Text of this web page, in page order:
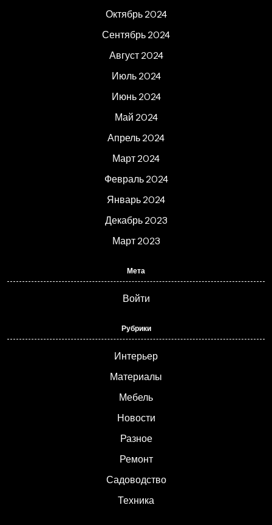
Октябрь 2024
Сентябрь 2024
Август 2024
Июль 2024
Июнь 2024
Май 2024
Апрель 2024
Март 2024
Февраль 2024
Январь 2024
Декабрь 2023
Март 2023
Мета
Войти
Рубрики
Интерьер
Материалы
Мебель
Новости
Разное
Ремонт
Садоводство
Техника